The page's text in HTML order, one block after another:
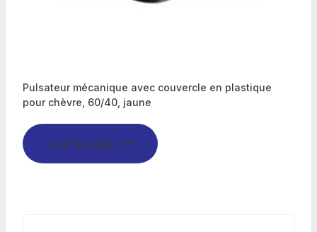
Pulsateur mécanique avec couvercle en plastique
pour chèvre, 60/40, jaune
Lire la suite